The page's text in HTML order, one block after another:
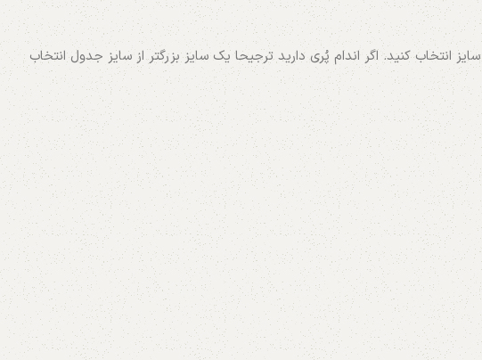
کنید. اگر اندام پُری دارید ترجیحا یک سایز بزرگتر از سایز جدول انتخاب